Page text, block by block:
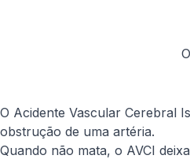
O Acidente Vascular Cerebral
obstrução de uma artéria.
Quando não mata, o AVCI